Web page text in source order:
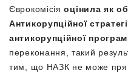
Єврокомісіяоцінила як
Антикорупційної
антикорупційної
переконання, такий
тим, що НАЗК не може